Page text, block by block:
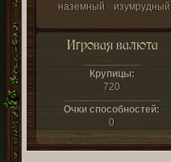
наземный
изумрудный
Игровая валюта
Крупицы:
720
Очки способностей:
0